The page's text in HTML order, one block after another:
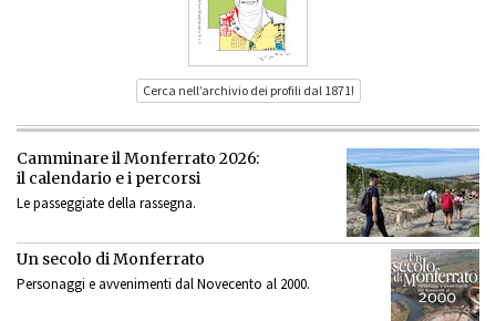
Cerca nell’archivio dei profili dal 1871!
Camminare il Monferrato 2026:
il calendario e i percorsi
Le passeggiate della rassegna.
Un secolo di Monferrato
Personaggi e avvenimenti dal Novecento al 2000.